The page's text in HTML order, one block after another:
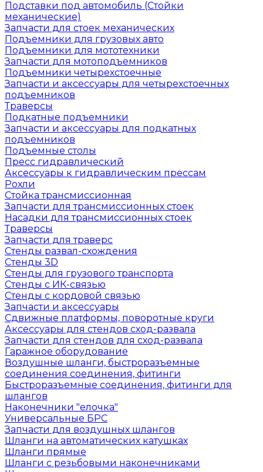
Подставки под автомобиль (Стойки
механические)
Запчасти для стоек механических
Подъемники для грузовых авто
Подъемники для мототехники
Запчасти для мотоподъемников
Подъемники четырехстоечные
Запчасти и аксессуары для четырехстоечных
подъемников
Траверсы
Подкатные подъемники
Запчасти и аксессуары для подкатных
подъемников
Подъемные столы
Пресс гидравлический
Аксессуары к гидравлическим прессам
Рохли
Стойка трансмиссионная
Запчасти для трансмиссионных стоек
Насадки для трансмиссионных стоек
Траверсы
Запчасти для траверс
Стенды развал-схождения
Стенды 3D
Стенды для грузового транспорта
Стенды с ИК-связью
Стенды с кордовой связью
Запчасти и аксессуары
Сдвижные платформы, поворотные круги
Аксессуары для стендов сход-развала
Запчасти для стендов для сход-развала
Гаражное оборудование
Воздушные шланги, быстроразъемные
соединения соединения, фитинги
Быстроразъемные соединения, фитинги для
шлангов
Наконечники "елочка"
Универсальные БРС
Запчасти для воздушных шлангов
Шланги на автоматических катушках
Шланги прямые
Шланги с резьбовыми наконечниками